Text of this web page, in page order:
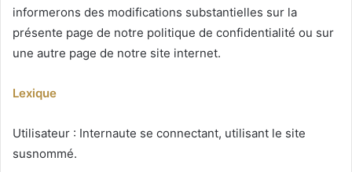
informerons des modifications substantielles sur la
présente page de notre politique de confidentialité ou sur
une autre page de notre site internet.
Lexique
Utilisateur : Internaute se connectant, utilisant le site
susnommé.